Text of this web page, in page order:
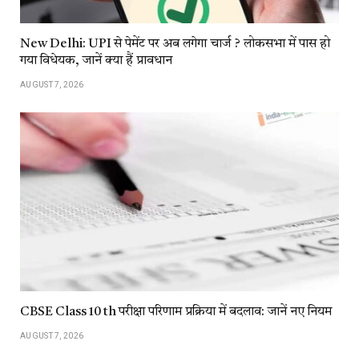
New Delhi: UPI से पेमेंट पर अब लगेगा चार्ज ? लोकसभा में पास हो
गया विधेयक, जानें क्या हैं प्रावधान
AUGUST 7, 2026
CBSE Class 10 th परीक्षा परिणाम प्रक्रिया में बदलाव: जानें नए नियम
AUGUST 7, 2026